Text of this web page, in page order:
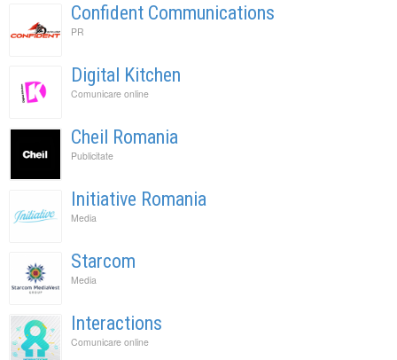
Confident Communications
PR
Digital Kitchen
Comunicare online
Cheil Romania
Publicitate
Initiative Romania
Media
Starcom
Media
Interactions
Comunicare online